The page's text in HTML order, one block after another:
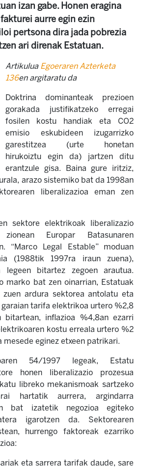
izan gabe. Honen eragina
aurre egin ezin
pertsona dira jada pobrezia
ari direnak Estatuan.
Artikulua Egoeraren Azterketa
136en argitaratu da
Doktrina dominanteak prezioen
gorakada justifikatzeko erregai
fosilen kostu handiak eta CO2
emisio eskubideen izugarrizko
garestitzea (urte honetan
hirukoiztu egin da) jartzen ditu
erantzule gisa. Baina gure iritziz,
arazo sistemiko bat da 1998an
liberalizazioa eman zen
sektore elektrikoak liberalizazio
Europar Batasunaren
“Marco Legal Estable” moduan
(1988tik 1997ra iraun zuena),
bitartez zegoen arautua.
marko bat zen oinarrian, Estatuak
ardura sektorea antolatu eta
tarifa elektrikoa urtero %2,8
bitartean, inflazioa %4,8an ezarri
kostu erreala urtero %2
mesede eginez etxeen patrikari.
54/1997 legeak, Estatu
honen liberalizazio prozesua
libreko mekanismoak sartzeko
hartatik aurrera, argindarra
bat izatetik negozioa egiteko
igarotzen da. Sektorearen
hurrengo faktoreak ezarriko
eta sarrera tarifak daude, sare